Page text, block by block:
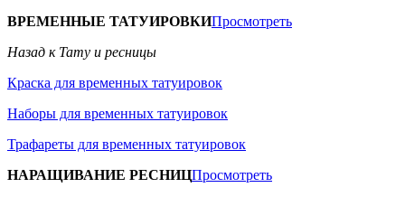
ВРЕМЕННЫЕ ТАТУИРОВКИПросмотреть
Назад к Тату и ресницы
Краска для временных татуировок
Наборы для временных татуировок
Трафареты для временных татуировок
НАРАЩИВАНИЕ РЕСНИЦПросмотреть